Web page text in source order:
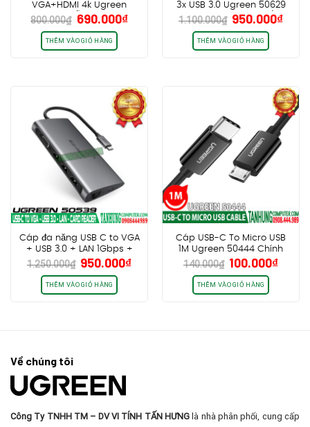
VGA+HDMI 4k Ugreen
50505 – Hỗ trợ sạc PD
100W+ USB 3.0( song song
2 màn hình) (NEW)
800.000₫ Giá
gốc
là:
800.000₫.
690.000₫Giá
THÊM VÀO GIỎ HÀNG
3x USB 3.0 Ugreen 50629
cao cấp chính hãng (Vỏ
Nhôm)
1.100.000₫ Giá
gốc
là:
1.100.000₫.
950.000₫Giá
THÊM VÀO GIỎ HÀNG
Cáp đa năng USB C to VGA
+ USB 3.0 + LAN 1Gbps +
Card Reader Ugreen
50539
1.250.000₫ Giá
gốc
là:
1.250.000₫.
950.000₫Giá
THÊM VÀO GIỎ HÀNG
Cáp USB-C To Micro USB
1M Ugreen 50444 Chính
hãng cao cấp
140.000₫ Giá
gốc
là:
140.000₫.
100.000₫Giá
THÊM VÀO GIỎ HÀNG
Về chúng tôi
Công Ty TNHH TM – DV VI TÍNH TẤN HƯNG là nhà phân phối, cung cấp